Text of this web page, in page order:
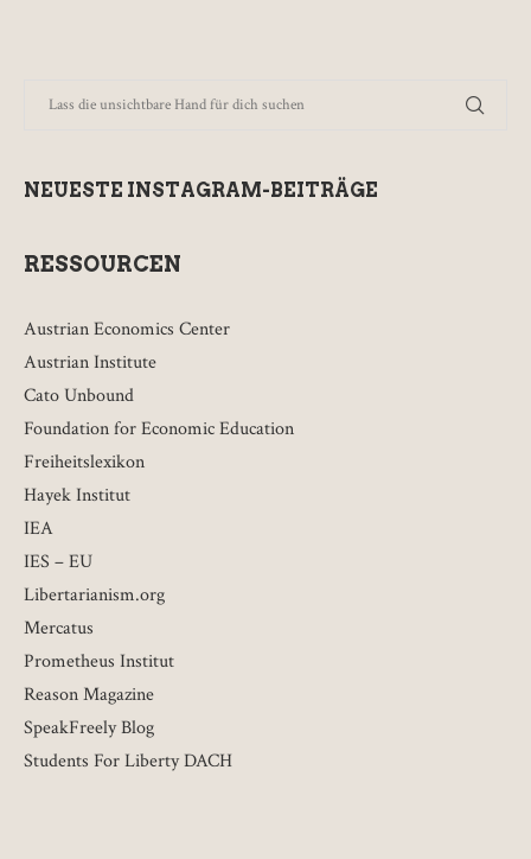
NEUESTE INSTAGRAM-BEITRÄGE
RESSOURCEN
Austrian Economics Center
Austrian Institute
Cato Unbound
Foundation for Economic Education
Freiheitslexikon
Hayek Institut
IEA
IES – EU
Libertarianism.org
Mercatus
Prometheus Institut
Reason Magazine
SpeakFreely Blog
Students For Liberty DACH